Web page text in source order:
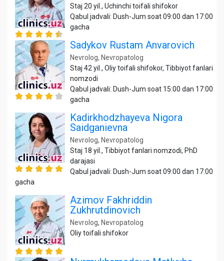
Staj 20 yil., Uchinchi toifali shifokor
Qabul jadvali: Dush-Jum soat 09:00 dan 17:00
gacha
Sadykov Rustam Anvarovich
Nevrolog, Nevropatolog
Staj 42 yil., Oliy toifali shifokor, Tibbiyot fanlari
nomzodi
Qabul jadvali: Dush-Jum soat 15:00 dan 17:00
gacha
Kadirkhodzhayeva Nigora
Saidganievna
Nevrolog, Nevropatolog
Staj 18 yil., Tibbiyot fanlari nomzodi, PhD
darajasi
Qabul jadvali: Dush-Jum soat 09:00 dan 17:00
gacha
Azimov Fakhriddin
Zukhrutdinovich
Nevrolog, Nevropatolog
Oliy toifali shifokor